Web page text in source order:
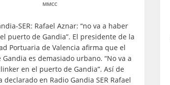
MMCC
SER: Rafael Aznar: “no va a haber
puerto de Gandia”. El presidente de la
Portuaria de Valencia afirma que el
es demasiado urbano. “No va a
en el puerto de Gandia”. Así de
declarado en Radio Gandia SER Rafael